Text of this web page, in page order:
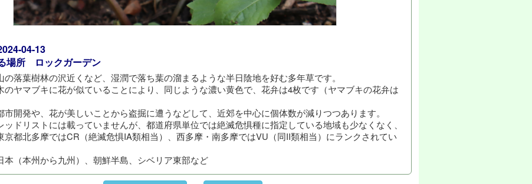
04-13
場所 ロックガーデン
の落葉樹林の沢近くなど、湿潤で落ち葉の溜まるような半日陰地を好む多年草です。
のヤマブキに花が似ていることにより、同じような濃い黄色で、花弁は4枚です（ヤマブキの花弁は
市開発や、花が美しいことから盗掘に遭うなどして、近郊を中心に個体数が減りつつあります。
ッドリストには載っていませんが、都道府県単位では絶滅危惧種に指定している地域も少なくなく、
京都北多摩ではCR（絶滅危惧IA類相当）、西多摩・南多摩ではVU（同II類相当）にランクされてい
本（本州から九州）、朝鮮半島、シベリア東部など